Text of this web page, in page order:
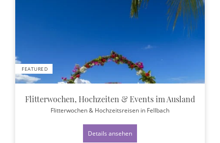
FEATURED
Flitterwochen, Hochzeiten & Events im Ausland
Flitterwochen & Hochzeitsreisen in Fellbach
Details ansehen